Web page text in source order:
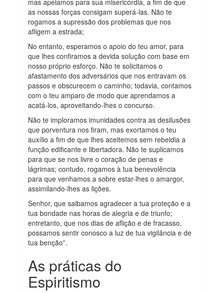
mas apelamos para sua misericórdia, a fim de que
as nossas forças consigam superá-las. Não te
rogamos a supressão dos problemas que nos
afligem a estrada;
No entanto, esperamos o apoio do teu amor, para
que lhes confiramos a devida solução com base em
nosso próprio esforço. Não te solicitamos o
afastamento dos adversários que nos entravam os
passos e obscurecem o caminho; todavia, contamos
com o teu amparo de modo que aprendamos a
acatá-los, aproveitando-lhes o concurso.
Não te imploramos imunidades contra as desilusões
que porventura nos firam, mas exortamos o teu
auxílio a fim de que lhes aceitemos sem rebeldia a
função edificante e libertadora. Não te suplicamos
para que se nos livre o coração de penas e
lágrimas; contudo, rogamos à tua benevolência
para que venhamos a sobre estar-lhes o amargor,
assimilando-lhes as lições.
Senhor, que saibamos agradecer a tua proteção e a
tua bondade nas horas de alegria e de triunfo;
entretanto, que nos dias de aflição e de fracasso,
possamos sentir conosco a luz de tua vigilância e de
tua benção”.
As práticas do
Espiritismo